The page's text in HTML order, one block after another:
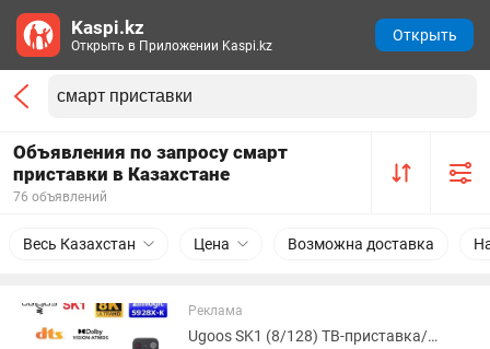
Объявления по запросу смарт
приставки в Казахстане
76 объявлений
Весь Казахстан Цена Возможна доставка
Реклама
Ugoos SK1 (8/128) ТВ-приставка/TV-Box
Kaspi.kz
Открыть в Приложении Kaspi.kz
Открыть